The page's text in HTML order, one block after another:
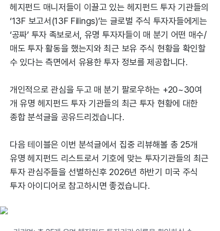
헤지펀드 매니저들이 이끌고 있는 헤지펀드 투자 기관들의
‘13F 보고서(13F Filings)’는 글로벌 주식 투자자들에게는
‘공짜’ 투자 족보로서, 유명 투자자들이 매 분기 어떤 매수/
매도 투자 활동을 했는지와 최근 보유 주식 현황을 확인할
수 있다는 측면에서 유용한 투자 정보를 제공합니다.
개인적으로 관심을 두고 매 분기 팔로우하는 +20~30여
개 유명 헤지펀드 투자 기관들의 최근 투자 현황에 대한
종합 분석글을 공유드리겠습니다.
다음 테이블은 이번 분석글에서 집중 리뷰해볼 총 25개
유명 헤지펀드 리스트로서 기호에 맞는 투자기관들의 최근
투자 관심주들을 선별하신후 2026년 하반기 미국 주식
투자 아이디어로 참고하시면 좋겠습니다.